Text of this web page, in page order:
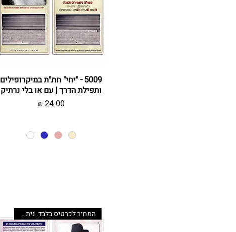
תצוגה מהירה
5009 - "יחי" חת"ת במיקרופילים
ותפילת הדרך | עם או בלי נרתיק
מחיר
המחיר לכרטיס בלבד. ניתן לשדרג